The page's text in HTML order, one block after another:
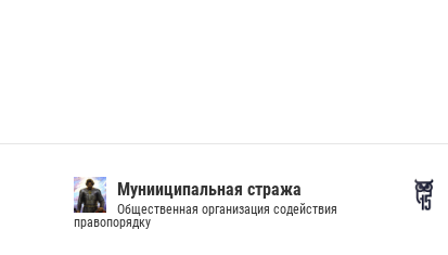
Мунииципальная стража
Общественная организация содействия
правопорядку